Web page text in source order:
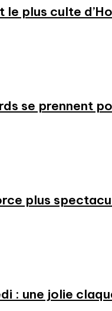
plus culte
se prennent
plus
: une jolie